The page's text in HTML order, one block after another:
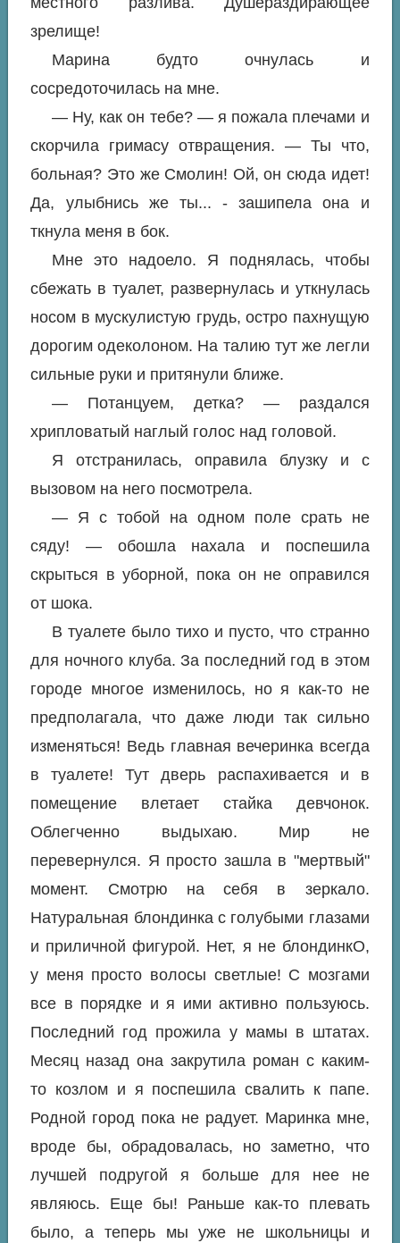
зрелище!
Марина будто очнулась и
сосредоточилась на мне.
— Ну, как он тебе? — я пожала плечами и
скорчила гримасу отвращения. — Ты что,
больная? Это же Смолин! Ой, он сюда идет!
Да, улыбнись же ты... - зашипела она и
ткнула меня в бок.
Мне это надоело. Я поднялась, чтобы
сбежать в туалет, развернулась и уткнулась
носом в мускулистую грудь, остро пахнущую
дорогим одеколоном. На талию тут же легли
сильные руки и притянули ближе.
— Потанцуем, детка? — раздался
хрипловатый наглый голос над головой.
Я отстранилась, оправила блузку и с
вызовом на него посмотрела.
— Я с тобой на одном поле срать не
сяду! — обошла нахала и поспешила
скрыться в уборной, пока он не оправился
от шока.
В туалете было тихо и пусто, что странно
для ночного клуба. За последний год в этом
городе многое изменилось, но я как-то не
предполагала, что даже люди так сильно
изменяться! Ведь главная вечеринка всегда
в туалете! Тут дверь распахивается и в
помещение влетает стайка девчонок.
Облегченно выдыхаю. Мир не
перевернулся. Я просто зашла в "мертвый"
момент. Смотрю на себя в зеркало.
Натуральная блондинка с голубыми глазами
и приличной фигурой. Нет, я не блондинкО,
у меня просто волосы светлые! С мозгами
все в порядке и я ими активно пользуюсь.
Последний год прожила у мамы в штатах.
Месяц назад она закрутила роман с каким-
то козлом и я поспешила свалить к папе.
Родной город пока не радует. Маринка мне,
вроде бы, обрадовалась, но заметно, что
лучшей подругой я больше для нее не
являюсь. Еще бы! Раньше как-то плевать
было, а теперь мы уже не школьницы и